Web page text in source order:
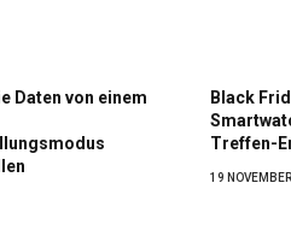
Daten von einem
Black
Treffen-
19